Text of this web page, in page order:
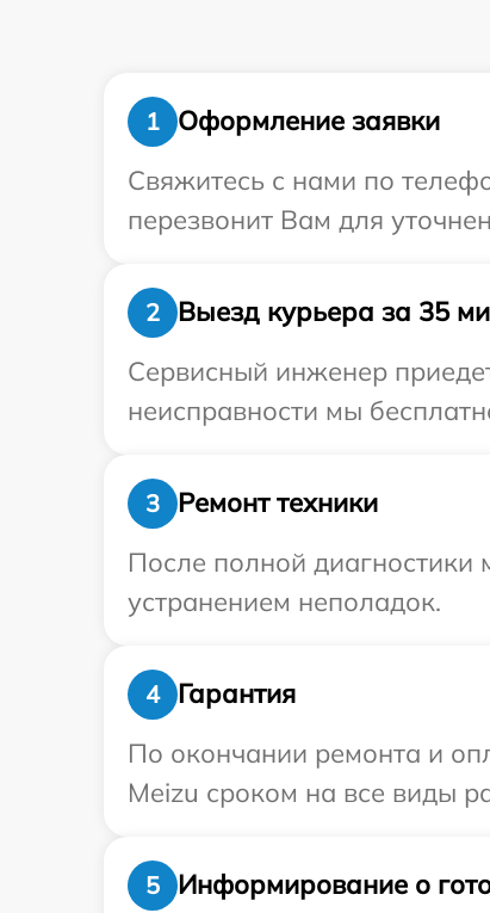
1
Оформление заявки
Свяжитесь с нами по
перезвонит Вам для
2
Выезд курьера за 35
Сервисный инженер
неисправности мы
3
Ремонт техники
После полной диагностики
устранением неполадок.
4
Гарантия
По окончании ремонта и
Meizu сроком на все виды
5
Информирование о